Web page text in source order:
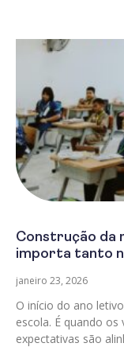
Construção da
importa tanto
janeiro 23, 2026
O início do ano
escola. É quando
expectativas são